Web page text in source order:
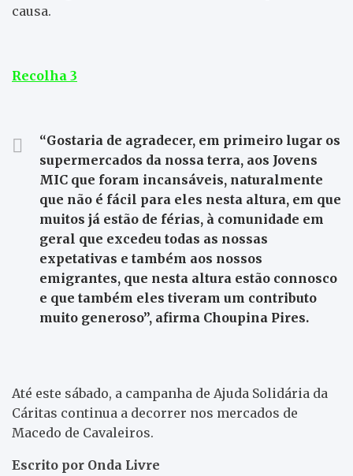
causa.
Recolha 3
“Gostaria de agradecer, em primeiro lugar os
supermercados da nossa terra, aos Jovens
MIC que foram incansáveis, naturalmente
que não é fácil para eles nesta altura, em que
muitos já estão de férias, à comunidade em
geral que excedeu todas as nossas
expetativas e também aos nossos
emigrantes, que nesta altura estão connosco
e que também eles tiveram um contributo
muito generoso”, afirma Choupina Pires.
Até este sábado, a campanha de Ajuda Solidária da
Cáritas continua a decorrer nos mercados de
Macedo de Cavaleiros.
Escrito por Onda Livre